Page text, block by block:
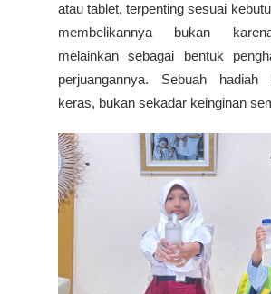
atau tablet, terpenting sesuai
membelikannya bukan
melainkan sebagai bentuk
perjuangannya. Sebuah
keras, bukan sekadar keinginan